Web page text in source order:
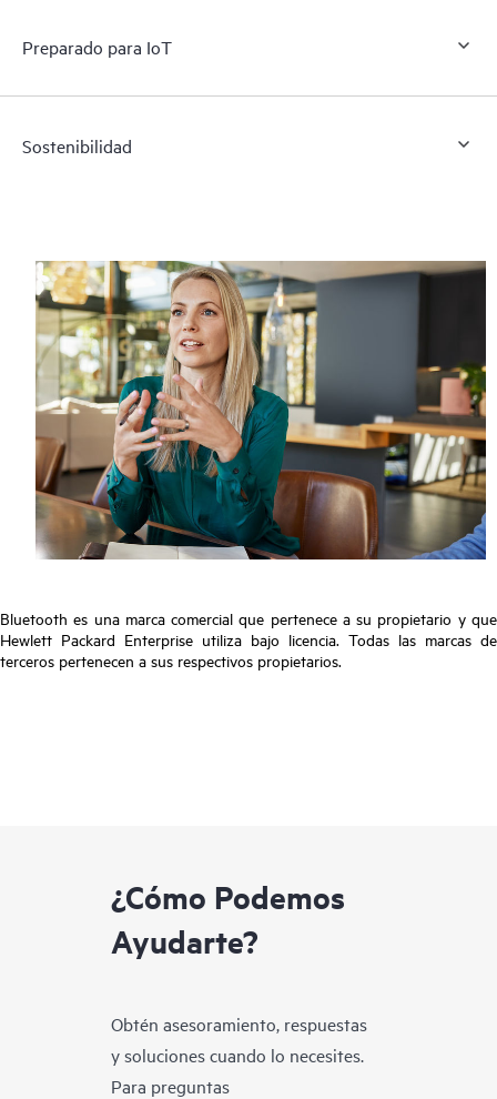
Preparado para IoT
Sostenibilidad
Bluetooth es una marca comercial que pertenece a su propietario y que
Hewlett Packard Enterprise utiliza bajo licencia. Todas las marcas de
terceros pertenecen a sus respectivos propietarios.
¿Cómo Podemos
Ayudarte?
Obtén asesoramiento, respuestas
y soluciones cuando lo necesites.
Para preguntas